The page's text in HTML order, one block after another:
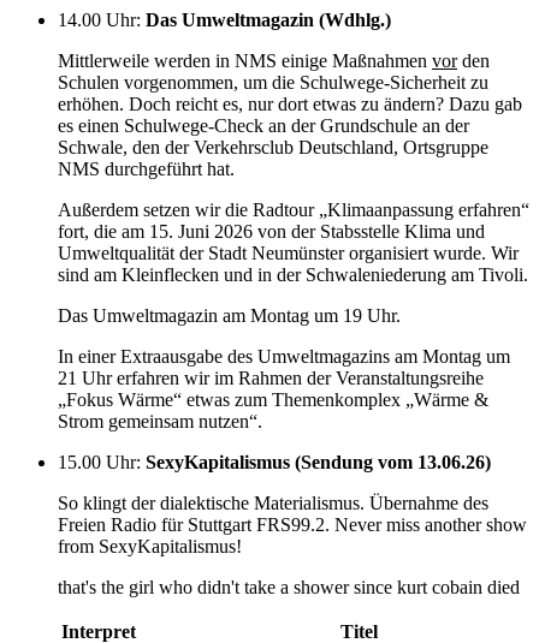
14.00 Uhr: Das Umweltmagazin (Wdhlg.)
Mittlerweile werden in NMS einige Maßnahmen vorden
Schulen vorgenommen, um die Schulwege-Sicherheit zu
erhöhen. Doch reicht es, nur dort etwas zu ändern? Dazu gab
es einen Schulwege-Check an der Grundschule an der
Schwale, den der Verkehrsclub Deutschland, Ortsgruppe
NMS durchgeführt hat.
Außerdem setzen wir die Radtour „Klimaanpassung erfahren“
fort, die am 15. Juni 2026 von der Stabsstelle Klima und
Umweltqualität der Stadt Neumünster organisiert wurde. Wir
sind am Kleinflecken und in der Schwaleniederung am Tivoli.
Das Umweltmagazin am Montag um 19 Uhr.
In einer Extraausgabe des Umweltmagazins am Montag um
21 Uhr erfahren wir im Rahmen der Veranstaltungsreihe
„Fokus Wärme“ etwas zum Themenkomplex „Wärme &
Strom gemeinsam nutzen“.
15.00 Uhr: SexyKapitalismus (Sendung vom 13.06.26)
So klingt der dialektische Materialismus. Übernahme des
Freien Radio für Stuttgart FRS99.2. Never miss another show
from SexyKapitalismus!
that's the girl who didn't take a shower since kurt cobain died
Interpret
Titel